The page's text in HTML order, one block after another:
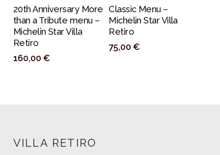
PERSONALIZAR
20th Anniversary More
than a Tribute menu –
Michelin Star Villa
Retiro
160,00 €
PERSONALIZAR
Classic Menu –
Michelin Star Villa
Retiro
75,00€
VILLA RETIRO